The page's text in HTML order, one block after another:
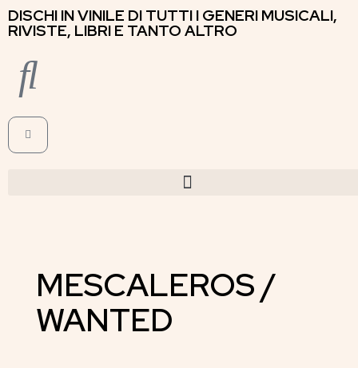
DISCHI IN VINILE DI TUTTI I GENERI MUSICALI,
RIVISTE, LIBRI E TANTO ALTRO
MESCALEROS /
WANTED